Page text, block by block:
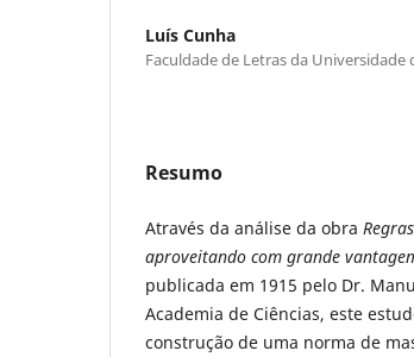
Luís Cunha
Faculdade de Letras da Universidade
Resumo
Através da análise da obra
aproveitando com grande
publicada em 1915 pelo Dr.
Academia de Ciências, este
construção de uma norma de